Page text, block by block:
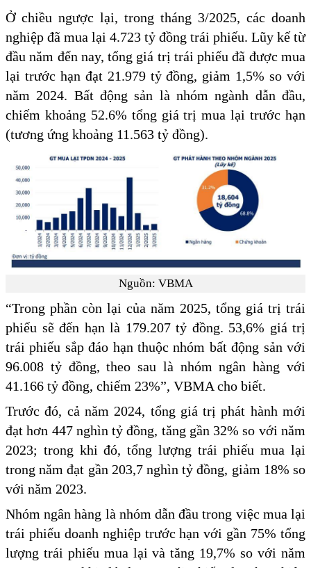
Ở chiều ngược lại, trong tháng 3/2025, các doanh
nghiệp đã mua lại 4.723 tỷ đồng trái phiếu. Lũy kế từ
đầu năm đến nay, tổng giá trị trái phiếu đã được mua
lại trước hạn đạt 21.979 tỷ đồng, giảm 1,5% so với
năm 2024. Bất động sản là nhóm ngành dẫn đầu,
chiếm khoảng 52.6% tổng giá trị mua lại trước hạn
(tương ứng khoảng 11.563 tỷ đồng).
Nguồn: VBMA
“Trong phần còn lại của năm 2025, tổng giá trị trái
phiếu sẽ đến hạn là 179.207 tỷ đồng. 53,6% giá trị
trái phiếu sắp đáo hạn thuộc nhóm bất động sản với
96.008 tỷ đồng, theo sau là nhóm ngân hàng với
41.166 tỷ đồng, chiếm 23%”, VBMA cho biết.
Trước đó, cả năm 2024, tổng giá trị phát hành mới
đạt hơn 447 nghìn tỷ đồng, tăng gần 32% so với năm
2023; trong khi đó, tổng lượng trái phiếu mua lại
trong năm đạt gần 203,7 nghìn tỷ đồng, giảm 18% so
với năm 2023.
Nhóm ngân hàng là nhóm dẫn đầu trong việc mua lại
trái phiếu doanh nghiệp trước hạn với gần 75% tổng
lượng trái phiếu mua lại và tăng 19,7% so với năm